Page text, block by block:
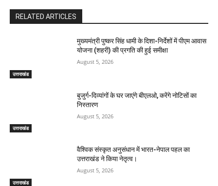
RELATED ARTICLES
उत्तराखंड
मुख्यमंत्री पुष्कर सिंह धामी के दिशा-निर्देशों में पीएम आवास
योजना (शहरी) की प्रगति की हुई समीक्षा
August 5, 2026
उत्तराखंड
बुजुर्ग-दिव्यांगों के घर जाएंगे बीएलओ, करेंगे नोटिसों का
निस्तारण
August 5, 2026
उत्तराखंड
वैश्विक संस्कृत अनुसंधान में भारत-नेपाल पहल का
उत्तराखंड ने किया नेतृत्व।
August 5, 2026